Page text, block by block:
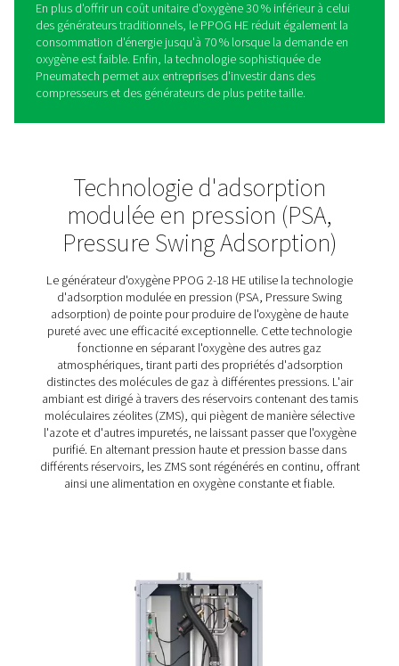
PPOG 2-18 HE - Générateurs
d'oxygène PSA
Le PPOG HE, le générateur d'oxygène leader du
d'applications, de l'aquaculture à la production
passant par les installations d'oxygénothérapie
production de biogaz.
Il fournit de manière fiable le volume et la pureté
nécessaires, éliminant ainsi toute dépendance vis-à-vis
fournisseurs externes d'O2. Mieux encore, il offre une
inégalée, ce qui permet non seulement de réduire les
d'exploitation, mais également l'empreinte
des utilisateurs.
consommation d'énergie jusqu'à 70 % lorsque la
oxygène est faible. Enfin, la technologie sophistiquée
Pneumatech permet aux entreprises d'investir dans des
compresseurs et des générateurs de plus petite taille.